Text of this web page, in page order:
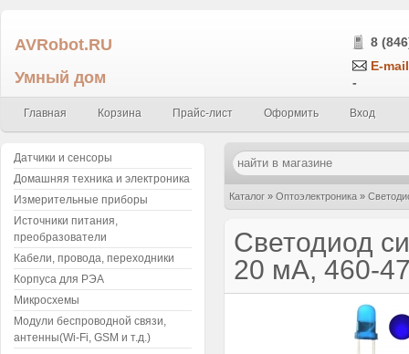
AVRobot.RU
Умный дом
8
E-
-
Главная Корзина Прайс-лист Оформить Вход
Каталог » Оптоэлектроника »
Светодиод
20 мА, 460-
Датчики и сенсоры
Домашняя техника и электроника
Измерительные приборы
Источники питания,
преобразователи
Кабели, провода, переходники
Корпуса для РЭА
Микросхемы
Модули беспроводной связи,
антенны(Wi-Fi, GSM и т.д.)